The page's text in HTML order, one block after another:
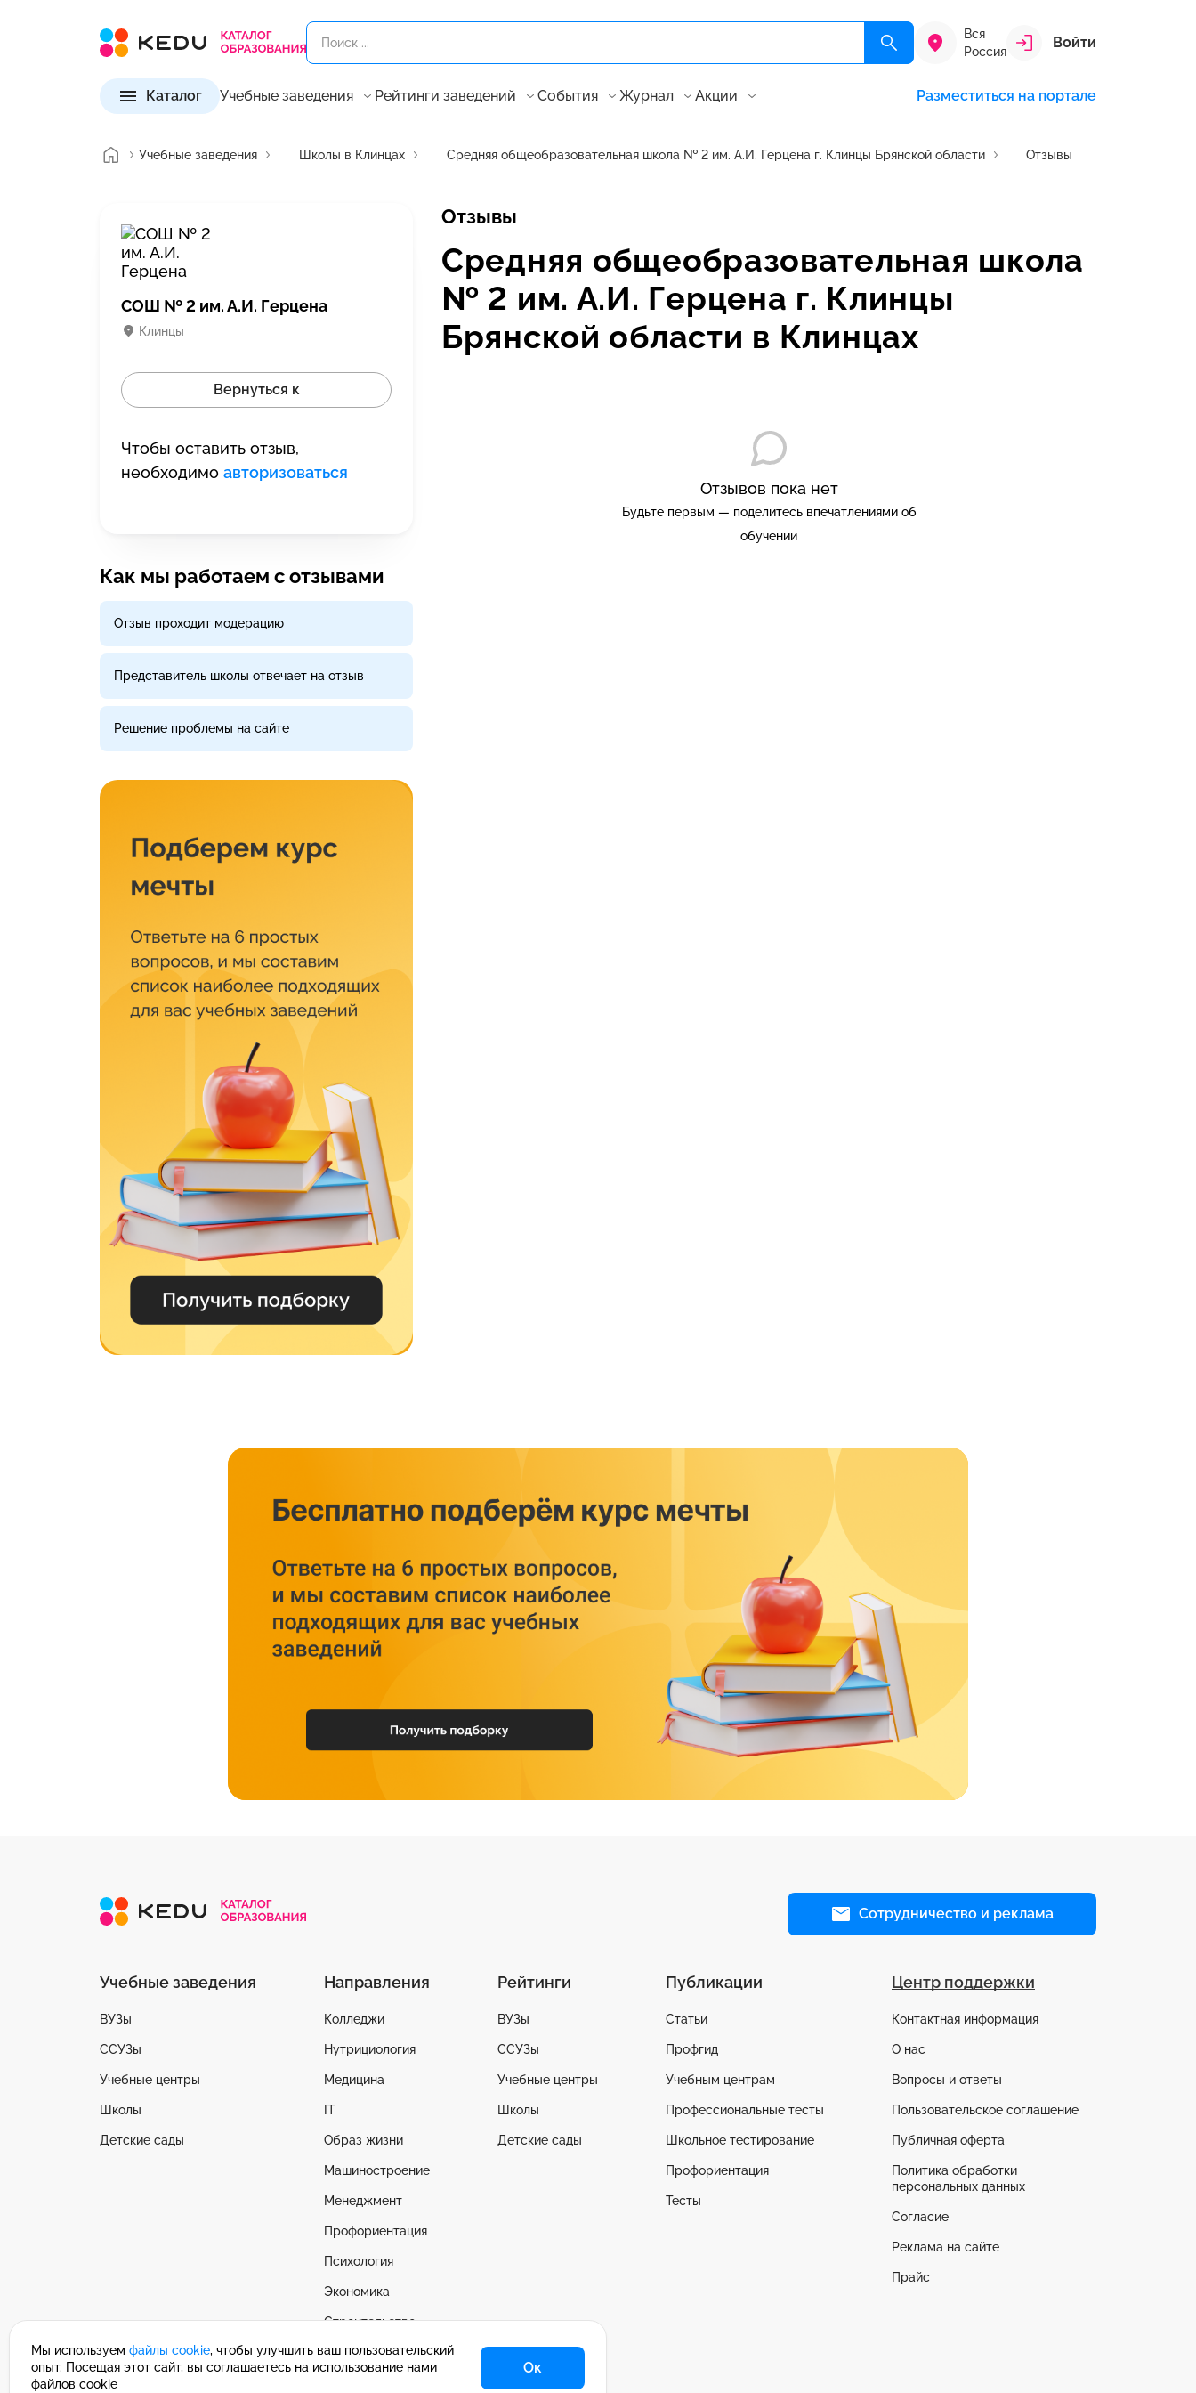
Вся
Россия
Войти
Каталог Учебные заведения Рейтинги заведений События Журнал Акции Разместиться на портале
Учебные заведения Школы в Клинцах Средняя общеобразовательная школа № 2 им. А.И. Герцена г. Клинцы Брянской области Отзывы
СОШ № 2 им. А.И. Герцена
Клинцы
Вернуться к
Чтобы оставить отзыв,
необходимо авторизоваться
Как мы работаем с отзывами
Отзыв проходит модерацию
Представитель школы отвечает на отзыв
Решение проблемы на сайте
Отзывы
Средняя общеобразовательная школа
№ 2 им. А.И. Герцена г. Клинцы
Брянской области в Клинцах
Отзывов пока нет
Будьте первым — поделитесь впечатлениями об
обучении
Сотрудничество и реклама
Учебные заведения
ВУЗы
ССУЗы
Учебные центры
Школы
Детские сады
Направления
Колледжи
Нутрициология
Медицина
IT
Образ жизни
Машиностроение
Менеджмент
Профориентация
Психология
Экономика
Строительство
Смотреть все
Рейтинги
ВУЗы
ССУЗы
Учебные центры
Школы
Детские сады
Публикации
Статьи
Профгид
Учебным центрам
Профессиональные тесты
Школьное тестирование
Профориентация
Тесты
Центр поддержки
Контактная информация
О нас
Вопросы и ответы
Пользовательское соглашение
Публичная оферта
Политика обработки
персональных данных
Согласие
Реклама на сайте
Прайс
Мы используем файлы cookie, чтобы улучшить ваш пользовательский
опыт. Посещая этот сайт, вы соглашаетесь на использование нами
файлов cookie
Ок